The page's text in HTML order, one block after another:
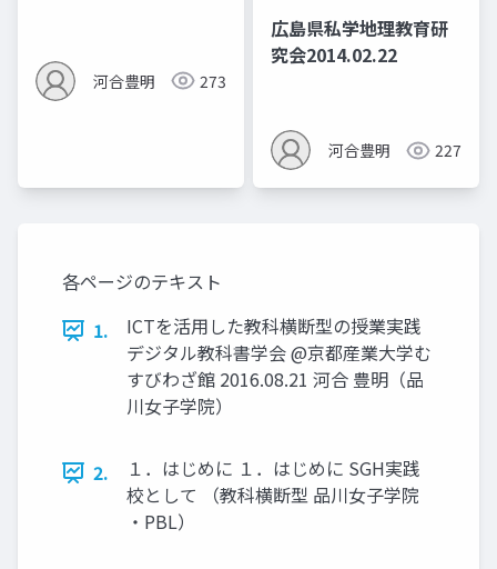
河合豊明 273
広島県私学地理教育研
究会2014.02.22
河合豊明 227
各ページのテキスト
1.
ICTを活用した教科横断型の授業実践
デジタル教科書学会 @京都産業大学む
すびわざ館 2016.08.21 河合 豊明（品
川女子学院）
2.
１．はじめに １．はじめに SGH実践
校として （教科横断型 品川女子学院
・PBL）